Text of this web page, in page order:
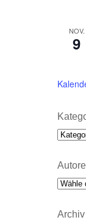
NOV.
9
Archiv